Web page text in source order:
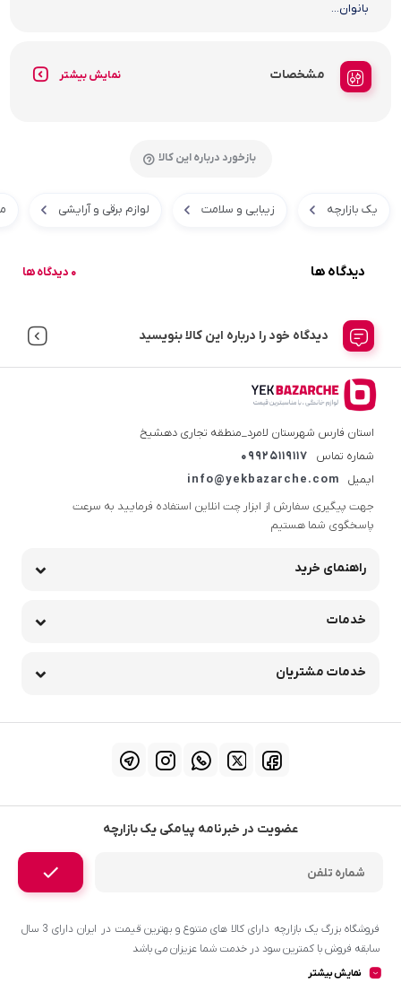
بانوان...
مشخصات نمایش بیشتر
بازخورد درباره این کالا
یک بازارچه زیبایی و سلامت لوازم برقی و آرایشی
دیدگاه ها 0 دیدگاه ها
دیدگاه خود را درباره این کالا بنویسید
استان فارس شهرستان لامرد_منطقه تجاری دهشیخ
شماره تماس
09925119117
ایمیل
info@yekbazarche.com
جهت پیگیری سفارش از ابزار چت انلاین استفاده فرمایید به سرعت
پاسخگوی شما هستیم
راهنمای خرید
خدمات
خدمات مشتریان
عضویت در خبرنامه پیامکی یک بازارچه
فروشگاه بزرگ یک بازارچه دارای کالا های متنوع و بهترین قیمت در ایران دارای 3 سال
سابقه فروش با کمترین سود در خدمت شما عزیزان می باشد
نمایش بیشتر